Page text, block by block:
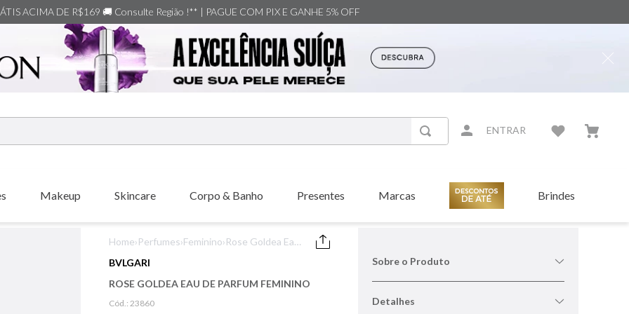
ACIMA DE R$169 🚚 Consulte Região !** | PAGUE COM PIX E GANHE 5% OFF
ENTRAR
Makeup Skincare Corpo & Banho Presentes Marcas Brindes
Home›Perfumes›Feminino›Rose Goldea Eau
BVLGARI
ROSE GOLDEA EAU DE PARFUM FEMININO
Cód.: 23860
Sobre o Produto
Detalhes
carolina herrera